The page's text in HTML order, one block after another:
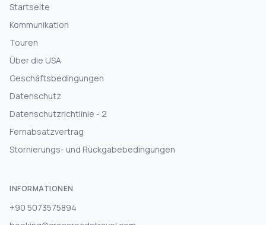
Startseite
Kommunikation
Touren
Über die USA
Geschäftsbedingungen
Datenschutz
Datenschutzrichtlinie - 2
Fernabsatzvertrag
Stornierungs- und Rückgabebedingungen
INFORMATIONEN
+90 5073575894